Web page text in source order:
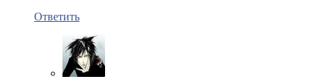
Ответить